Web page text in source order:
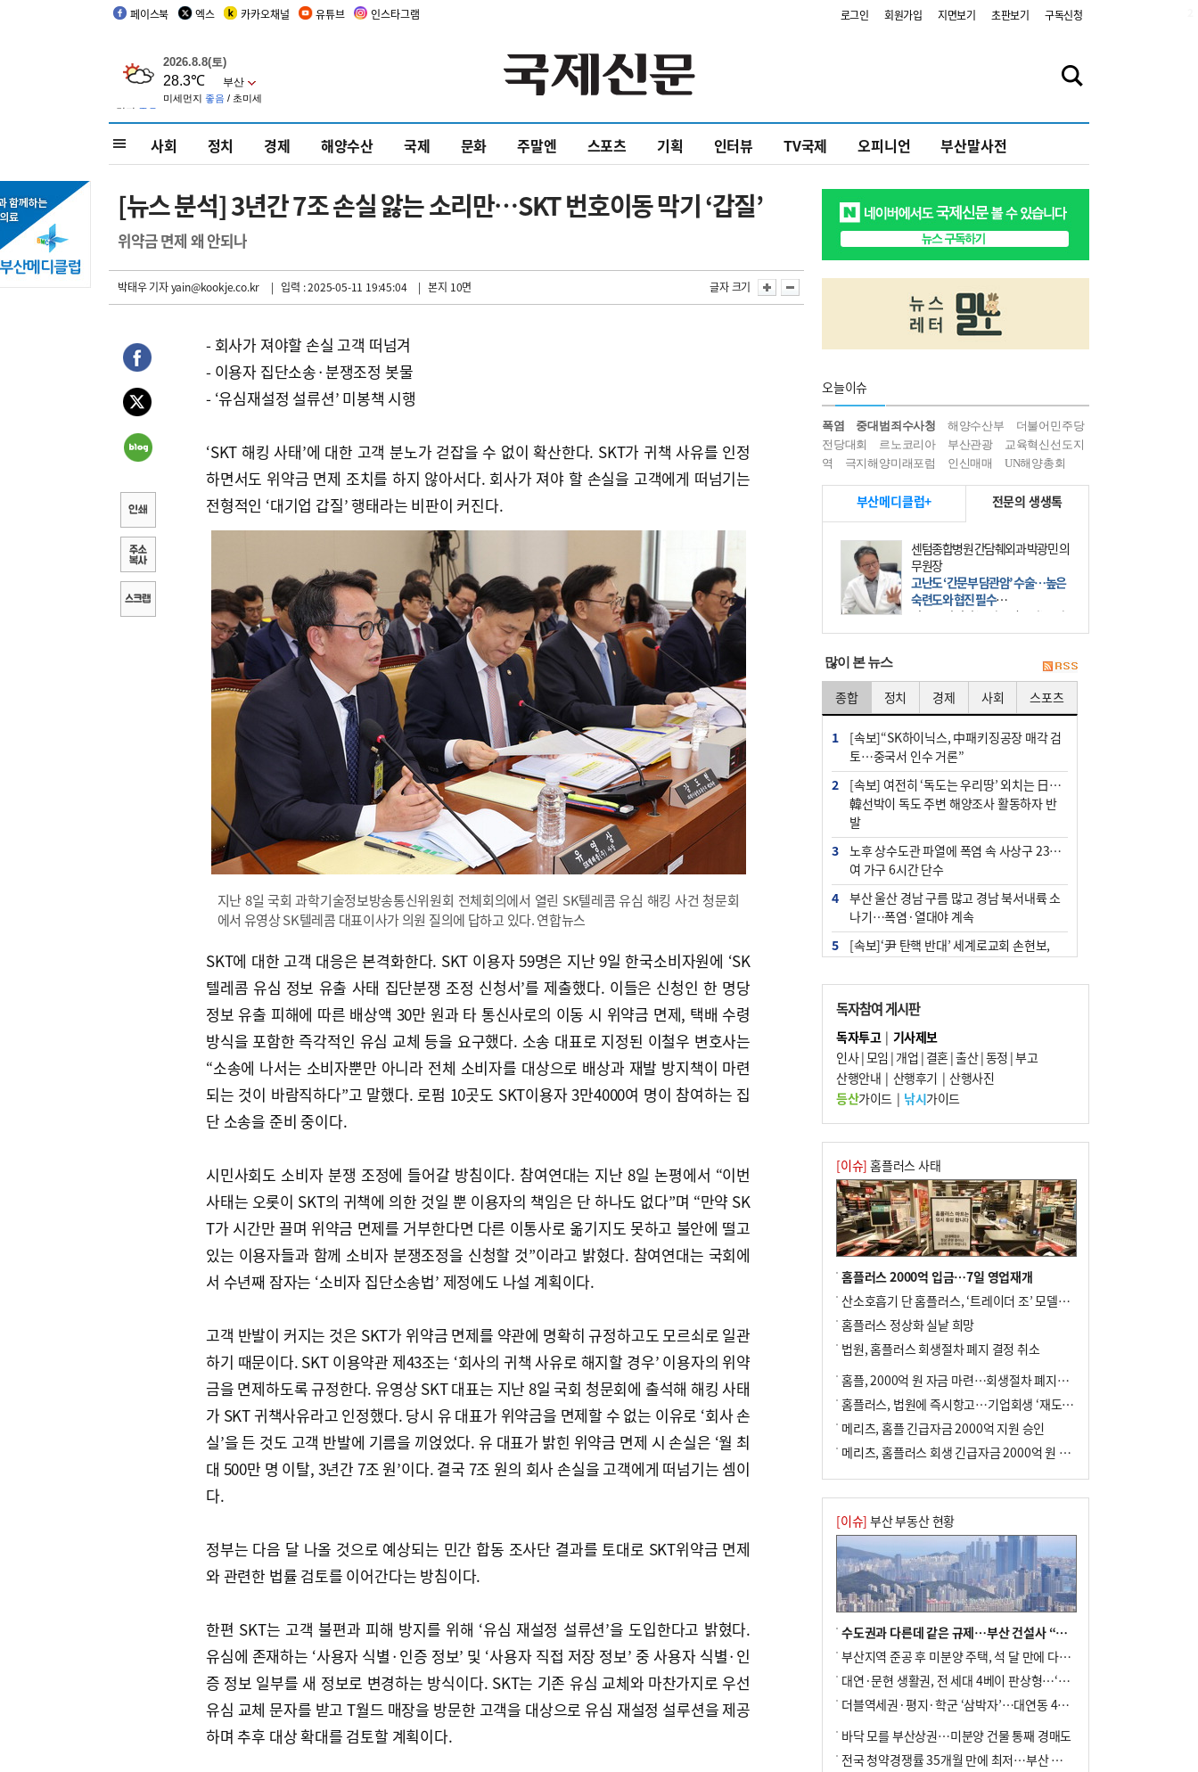
페이스북 엑스 카카오채널 유튜브 인스타그램 로그인 회원가입 지면보기 초판보기 구독신청
사회 정치 경제 해양수산 국제 문화 주말엔 스포츠 기획 인터뷰 TV국제 오피니언 부산말사전
[뉴스 분석] 3년간 7조 손실 앓는 소리만…SKT 번호이동 막기 ‘갑질’
위약금 면제 왜 안되나
박태우 기자yain@kookje.co.kr | 입력 : 2025-05-11 19:45:04 | 본지 10면 글자 크기
- 회사가 져야할 손실 고객 떠넘겨
- 이용자 집단소송·분쟁조정 봇물
- ‘유심재설정 설류션’ 미봉책 시행
‘SKT 해킹 사태’에 대한 고객 분노가 걷잡을 수 없이 확산한다. SKT가 귀책 사유를 인정
하면서도 위약금 면제 조치를 하지 않아서다. 회사가 져야 할 손실을 고객에게 떠넘기는
전형적인 ‘대기업 갑질’ 행태라는 비판이 커진다.
지난 8일 국회 과학기술정보방송통신위원회 전체회의에서 열린 SK텔레콤 유심 해킹 사건 청문회
에서 유영상 SK텔레콤 대표이사가 의원 질의에 답하고 있다. 연합뉴스
SKT에 대한 고객 대응은 본격화한다. SKT 이용자 59명은 지난 9일 한국소비자원에 ‘SK
텔레콤 유심 정보 유출 사태 집단분쟁 조정 신청서’를 제출했다. 이들은 신청인 한 명당
정보 유출 피해에 따른 배상액 30만 원과 타 통신사로의 이동 시 위약금 면제, 택배 수령
방식을 포함한 즉각적인 유심 교체 등을 요구했다. 소송 대표로 지정된 이철우 변호사는
“소송에 나서는 소비자뿐만 아니라 전체 소비자를 대상으로 배상과 재발 방지책이 마련
되는 것이 바람직하다”고 말했다. 로펌 10곳도 SKT이용자 3만4000여 명이 참여하는 집
단 소송을 준비 중이다.
시민사회도 소비자 분쟁 조정에 들어갈 방침이다. 참여연대는 지난 8일 논평에서 “이번
사태는 오롯이 SKT의 귀책에 의한 것일 뿐 이용자의 책임은 단 하나도 없다”며 “만약 SK
T가 시간만 끌며 위약금 면제를 거부한다면 다른 이통사로 옮기지도 못하고 불안에 떨고
있는 이용자들과 함께 소비자 분쟁조정을 신청할 것”이라고 밝혔다. 참여연대는 국회에
서 수년째 잠자는 ‘소비자 집단소송법’ 제정에도 나설 계획이다.
고객 반발이 커지는 것은 SKT가 위약금 면제를 약관에 명확히 규정하고도 모르쇠로 일관
하기 때문이다. SKT 이용약관 제43조는 ‘회사의 귀책 사유로 해지할 경우’ 이용자의 위약
금을 면제하도록 규정한다. 유영상 SKT 대표는 지난 8일 국회 청문회에 출석해 해킹 사태
가 SKT 귀책사유라고 인정했다. 당시 유 대표가 위약금을 면제할 수 없는 이유로 ‘회사 손
실’을 든 것도 고객 반발에 기름을 끼얹었다. 유 대표가 밝힌 위약금 면제 시 손실은 ‘월 최
대 500만 명 이탈, 3년간 7조 원’이다. 결국 7조 원의 회사 손실을 고객에게 떠넘기는 셈이
다.
정부는 다음 달 나올 것으로 예상되는 민간 합동 조사단 결과를 토대로 SKT위약금 면제
와 관련한 법률 검토를 이어간다는 방침이다.
한편 SKT는 고객 불편과 피해 방지를 위해 ‘유심 재설정 설류션’을 도입한다고 밝혔다.
유심에 존재하는 ‘사용자 식별·인증 정보’ 및 ‘사용자 직접 저장 정보’ 중 사용자 식별·인
증 정보 일부를 새 정보로 변경하는 방식이다. SKT는 기존 유심 교체와 마찬가지로 우선
유심 교체 문자를 받고 T월드 매장을 방문한 고객을 대상으로 유심 재설정 설루션을 제공
하며 추후 대상 확대를 검토할 계획이다.
오늘이슈
폭염 중대범죄수사청 해양수산부
더불어민주당
전당대회
르노코리아 부산관광
교육혁신선도지
역
극지해양미래포럼 인신매매 UN해양총회
부산메디클럽+ 전문의 생생톡
센텀종합병원 간담췌외과 박광민 의
무원장
고난도 ‘간문부 담관암’ 수술…높은
숙련도와 협진 필수
간문부 담관암(클라츠킨 종양)은 좌
우 간에서 나오는, 담관(담즙 배출 경
部)’에 생기는 악성 종양이다. 간동맥
문맥 림프절 담
많이 본 뉴스
종합 정치 경제 사회 스포츠
1
[속보]“SK하이닉스, 中패키징공장 매각 검
토…중국서 인수 거론”
2
[속보] 여전히 ‘독도는 우리땅’ 외치는 日…
韓선박이 독도 주변 해양조사 활동하자 반
발
3
노후 상수도관 파열에 폭염 속 사상구 2300
여 가구 6시간 단수
4
부산 울산 경남 구름 많고 경남 북서내륙 소
나기…폭염·열대야 계속
5
[속보]‘尹 탄핵 반대’ 세계로교회 손현보,
군사기밀 유출자 색출 지시
7
부산 주유소 휘발유 평균가 ℓ당 1849원…
전주보다 3원 ↓
8
[속보] ‘심판 성접대’ 논란 축구협회 공식 사
과…“현재는 부적절 행위 없어”
10 "올해 코스피 사이드카 43회 중 25회는 삼
전닉스 ETF 이후 발생"
독자참여 게시판
독자투고| 기사제보
인사|모임 | 개업 | 결혼|출산|동정 |부고
산행안내 | 산행후기 | 산행사진
등산가이드| 낚시가이드
[이슈] 홈플러스 사태
홈플러스 2000억 입금…7일 영업재개
산소호흡기 단 홈플러스, ‘트레이더 조’ 모델로 살아날까
홈플러스 정상화 실낱 희망
법원, 홈플러스 회생절차 폐지 결정 취소
홈플, 2000억 원 자금 마련…회생절차 폐지에 즉시항고(종합)
홈플러스, 법원에 즉시항고…기업회생 ‘재도전’
메리츠, 홈플 긴급자금 2000억 지원 승인
메리츠, 홈플러스 회생 긴급자금 2000억 원 지원 승인
[이슈] 부산 부동산 현황
수도권과 다른데 같은 규제…부산 건설사 “쓰러지기 직전”
부산지역 준공 후 미분양 주택, 석 달 만에 다시 3000가구 넘어서
대연·문현 생활권, 전 세대 4베이 판상형…‘더샵 트리센트’ 내달 분양
더블역세권·평지·학군 ‘삼박자’…대연동 42층 브랜드 단지
바닥 모를 부산상권…미분양 건물 통째 경매도
전국 청약경쟁률 35개월 만에 최저…부산 미분양 ‘적체’ 심화